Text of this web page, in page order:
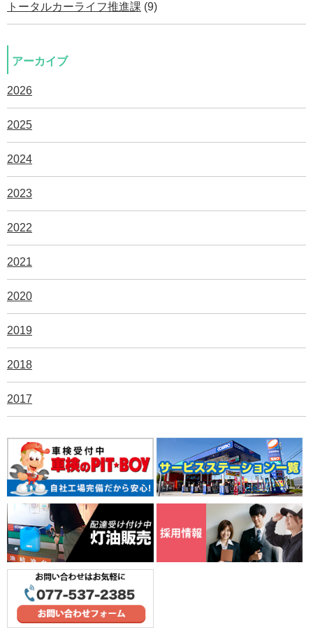
トータルカーライフ推進課 (9)
アーカイブ
2026
2025
2024
2023
2022
2021
2020
2019
2018
2017